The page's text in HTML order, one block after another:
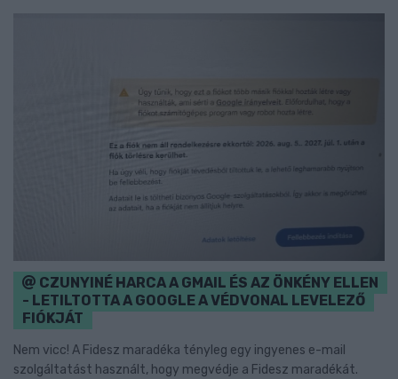
CZUNYINÉ HARCA A GMAIL ÉS AZ ÖNKÉNY ELLEN
- LETILTOTTA A GOOGLE A VÉDVONAL LEVELEZŐ
FIÓKJÁT
Nem vicc! A Fidesz maradéka tényleg egy ingyenes e-mail
szolgáltatást használt, hogy megvédje a Fidesz maradékát.